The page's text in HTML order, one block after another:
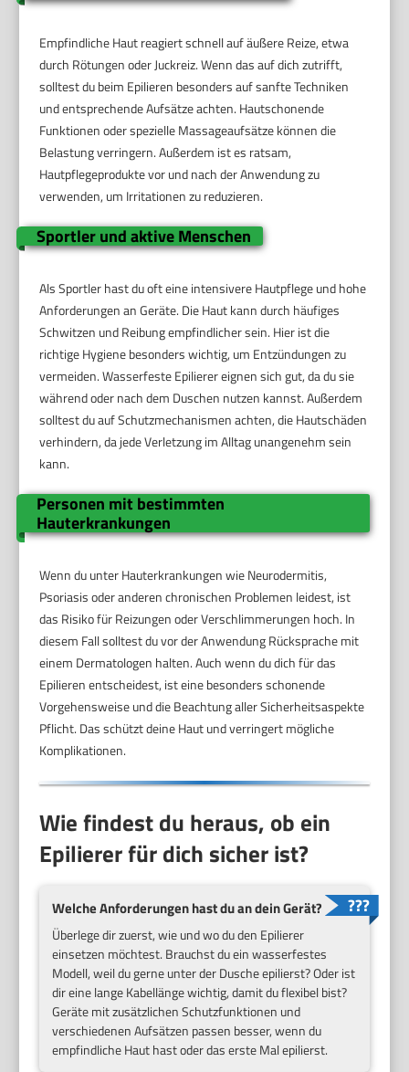
Empfindliche Haut reagiert schnell auf äußere Reize, etwa
durch Rötungen oder Juckreiz. Wenn das auf dich zutrifft,
solltest du beim Epilieren besonders auf sanfte Techniken
und entsprechende Aufsätze achten. Hautschonende
Funktionen oder spezielle Massageaufsätze können die
Belastung verringern. Außerdem ist es ratsam,
Hautpflegeprodukte vor und nach der Anwendung zu
verwenden, um Irritationen zu reduzieren.
Sportler und aktive Menschen
Als Sportler hast du oft eine intensivere Hautpflege und hohe
Anforderungen an Geräte. Die Haut kann durch häufiges
Schwitzen und Reibung empfindlicher sein. Hier ist die
richtige Hygiene besonders wichtig, um Entzündungen zu
vermeiden. Wasserfeste Epilierer eignen sich gut, da du sie
während oder nach dem Duschen nutzen kannst. Außerdem
solltest du auf Schutzmechanismen achten, die Hautschäden
verhindern, da jede Verletzung im Alltag unangenehm sein
kann.
Personen mit bestimmten
Hauterkrankungen
Wenn du unter Hauterkrankungen wie Neurodermitis,
Psoriasis oder anderen chronischen Problemen leidest, ist
das Risiko für Reizungen oder Verschlimmerungen hoch. In
diesem Fall solltest du vor der Anwendung Rücksprache mit
einem Dermatologen halten. Auch wenn du dich für das
Epilieren entscheidest, ist eine besonders schonende
Vorgehensweise und die Beachtung aller Sicherheitsaspekte
Pflicht. Das schützt deine Haut und verringert mögliche
Komplikationen.
Wie findest du heraus, ob ein
Epilierer für dich sicher ist?
Welche Anforderungen hast du an dein Gerät?
Überlege dir zuerst, wie und wo du den Epilierer
einsetzen möchtest. Brauchst du ein wasserfestes
Modell, weil du gerne unter der Dusche epilierst? Oder ist
dir eine lange Kabellänge wichtig, damit du flexibel bist?
Geräte mit zusätzlichen Schutzfunktionen und
verschiedenen Aufsätzen passen besser, wenn du
empfindliche Haut hast oder das erste Mal epilierst.